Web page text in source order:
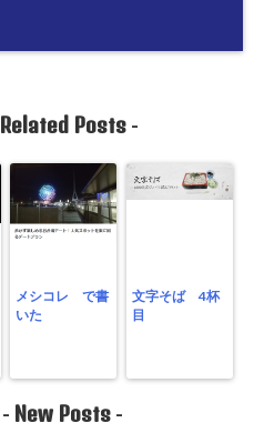
Related Posts-
メシコレ で書
いた
文字そば 4杯
目
New Posts -